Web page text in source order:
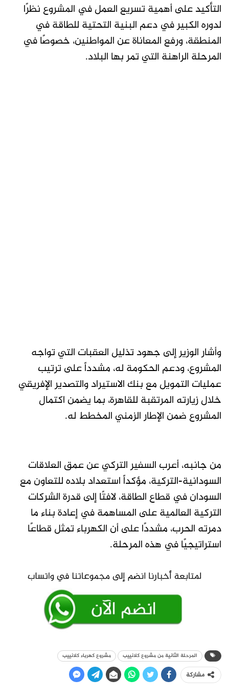
التأكيد على أهمية تسريع العمل في المشروع نظرًا
لدوره الكبير في دعم البنية التحتية للطاقة في
المنطقة، ورفع المعاناة عن المواطنين، خصوصًا في
المرحلة الراهنة التي تمر بها البلاد.
وأشار الوزير إلى جهود تذليل العقبات التي تواجه
المشروع، ودعم الحكومة له، مشدداً على ترتيب
عمليات التمويل مع بنك الاستيراد والتصدير الإفريقي
خلال زيارته المرتقبة للقاهرة، بما يضمن اكتمال
المشروع ضمن الإطار الزمني المخطط له.
من جانبه، أعرب السفير التركي عن عمق العلاقات
السودانية-التركية، مؤكداً استعداد بلاده للتعاون مع
السودان في قطاع الطاقة، لافتًا إلى قدرة الشركات
التركية العالمية على المساهمة في إعادة بناء ما
دمرته الحرب، مشددًا على أن الكهرباء تمثل قطاعًا
استراتيجيًا في هذه المرحلة.
المرحلة الثانية من مشروع كلانييب مشروع كهرباء كلانييب
مشاركة